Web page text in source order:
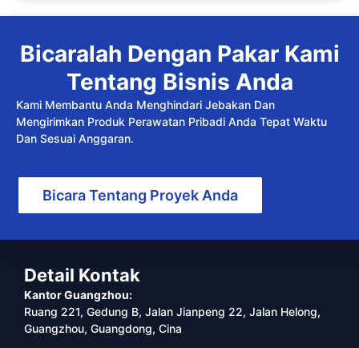
Bicaralah Dengan Pakar Kami
Tentang Bisnis Anda
Kami Membantu Anda Menghindari Jebakan Dan
Mengirimkan Produk Perawatan Pribadi Anda Tepat Waktu
Dan Sesuai Anggaran.
Bicara Tentang Proyek Anda
Detail Kontak
Kantor Guangzhou:
Ruang 221, Gedung B, Jalan Jianpeng 22, Jalan Helong,
Guangzhou, Guangdong, Cina